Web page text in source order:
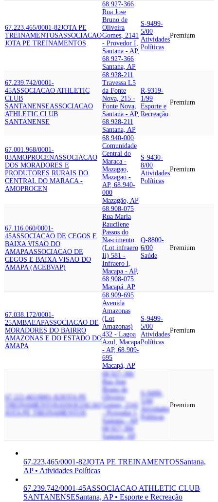
67.223.465/0001-82JOTA PE
TREINAMENTOSASSOCIACAO
JOTA PE TREINAMENTOS
68.927-366
Rua Jose
Bruno de
Oliveira
Gomes, 2141
- Provedor I,
Santana - AP,
68.927-366
Santana, AP
S-9499-
5/00
Atividades
Políticas
Premium
67.239.742/0001-
45ASSOCIACAO ATHLETIC
CLUB
SANTANENSEASSOCIACAO
ATHLETIC CLUB
SANTANENSE
68.928-211
Travessa L5
da Fonte
Nova, 215 -
Fonte Nova,
Santana - AP,
68.928-211
Santana, AP
R-9319-
1/99
Esporte e
Recreação
Premium
67.001.968/0001-
03AMOPROCENASSOCIACAO
DOS MORADORES E
PRODUTORES RURAIS DO
CENTRAL DO MARACA -
AMOPROCEN
68.940-000
Comunidade
Central do
Maraca -
Mazagao,
Mazagao -
AP, 68.940-
000
Mazagão, AP
S-9430-
8/00
Atividades
Políticas
Premium
67.116.060/0001-
45ASSOCIACAO DE CEGOS E
BAIXA VISAO DO
AMAPAASSOCIACAO DE
CEGOS E BAIXA VISAO DO
AMAPA (ACEBVAP)
68.908-075
Rua Maria
Raucilene
Passos do
Nascimento
(Lot.infraero
Ii) 581 -
Infraero I,
Macapa - AP,
68.908-075
Macapá, AP
Q-8800-
6/00
Saúde
Premium
67.038.172/0001-
25AMBAEAPASSOCIACAO DE
MORADORES DO BAIRRO
AMAZONAS E DO ESTADO DO
AMAPA
68.909-695
Avenida
Amazonas
(Lot
Amazonas)
432 - Lagoa
Azul, Macapa
- AP, 68.909-
695
Macapá, AP
S-9499-
5/00
Atividades
Políticas
Premium
67.223.465/0001-82JOTA PE
TREINAMENTOSASSOCIACAO
JOTA PE TREINAMENTOS
68.927-366
Rua Jose
Bruno de
Oliveira
Gomes, 2141
- Provedor I,
Santana - AP,
68.927-366
Santana, AP
S-9499-
5/00
Atividades
Políticas
Premium
67.223.465/0001-82JOTA PE TREINAMENTOSSantana,
AP • Atividades Políticas
67.239.742/0001-45ASSOCIACAO ATHLETIC CLUB
SANTANENSESantana, AP • Esporte e Recreação